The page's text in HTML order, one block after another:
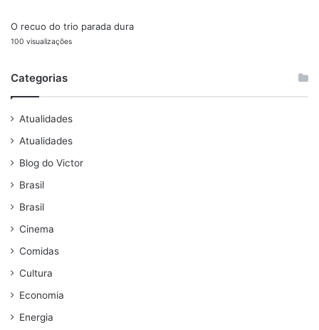
O recuo do trio parada dura
100 visualizações
Categorias
Atualidades
Atualidades
Blog do Victor
Brasil
Brasil
Cinema
Comidas
Cultura
Economia
Energia